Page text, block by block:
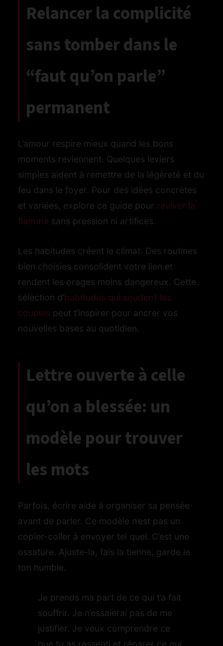
Relancer la complicité
sans tomber dans le
“faut qu’on parle”
permanent
L’amour respire mieux quand les bons
moments reviennent. Quelques leviers
simples aident à remettre de la légèreté et du
feu dans le foyer. Pour des idées concrètes
et variées, explore ce guide pour raviver la
flamme sans pression ni artifices.
Les habitudes créent le climat. Des routines
bien choisies consolident votre lien et
rendent les orages moins dangereux. Cette
sélection d’habitudes qui soudent les
couples peut t’inspirer pour ancrer vos
nouvelles bases au quotidien.
Lettre ouverte à celle
qu’on a blessée: un
modèle pour trouver
les mots
Parfois, écrire aide à organiser sa pensée
avant de parler. Ce modèle n’est pas un
copier-coller à envoyer tel quel. C’est une
ossature. Ajuste-la, fais la tienne, garde le
ton humble.
Je prends ma part de ce qui t’a fait
souffrir. Je n’essaierai pas de me
justifier. Je veux comprendre ce
que tu as ressenti et réparer ce qui